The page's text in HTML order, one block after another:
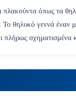
πλακούντα όπως τα
Το θηλυκό γεννά
πλήρως